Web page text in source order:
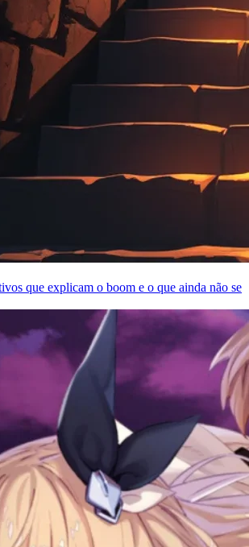
que explicam o boom e o que ainda não se